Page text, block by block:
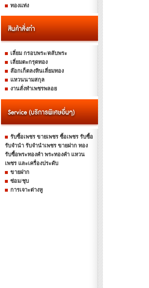
ทองแท่ง
เลี่ยม กรอบพระ/ตลับพระ
เลี่ยมตะกรุดทอง
ล๊อกเก็ตลงหินเลี่ยมทอง
แหวนนามสกุล
งานสั่งทำเพชรพลอย
รับซื้อเพชร ขายเพชร ซื้อเพชร รับซื้อ
รับจำนำ รับจำนำเพชร ขายฝาก ทอง
รับซื้อพระทองคำ พระทองคำ แหวน
เพชร และเครื่องประดับ
ขายฝาก
ซ่อม/ชุบ
การเจาะต่างหู